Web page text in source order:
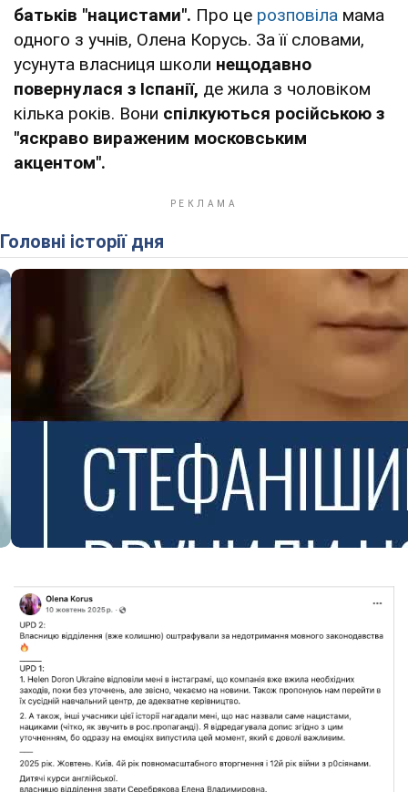
батьків "нацистами". Про це розповіла мама
одного з учнів, Олена Корусь. За її словами,
усунута власниця школи нещодавно
повернулася з Іспанії, де жила з чоловіком
кілька років. Вони спілкуються російською з
"яскраво вираженим московським
акцентом".
Головні історії дня